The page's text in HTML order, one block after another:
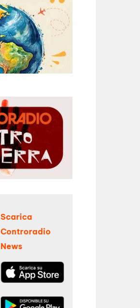
Scarica
Controradio
News